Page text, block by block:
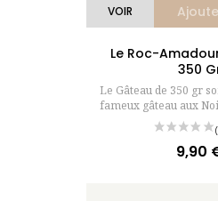
VOIR
Le Roc-
350
Le Gâteau de 350 gr
fameux gâteau aux
Prix
9,90